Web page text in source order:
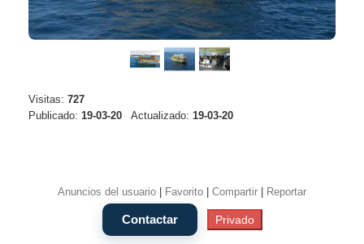
Visitas: 727
Publicado: 19-03-20 Actualizado: 19-03-20
Anuncios del usuario Favorito Compartir Reportar